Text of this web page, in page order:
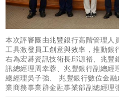
本次評審團由兆豐銀行高階管理人
工具激發員工創意與效率，推動銀
右為宏碁資訊技術長邱源裕、兆豐
訊總經理周幸蓉、兆豐銀行副總經
總經理吳子強、 兆豐銀行數位金
業商務事業群金融事業部副總經理